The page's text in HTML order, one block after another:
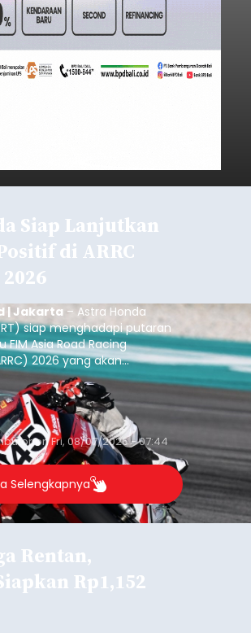
Siap Lanjutkan
di ARRC
| Jakarta – Astra Honda
siap menghadapi putaran
Asia Road Racing
2026 yang akan
Mandalika
Lombok, Nusa Tenggara
2026.
onFri, 08/07/2026 - 07:44
Selengkapnya
Rentan,
Rp1,152